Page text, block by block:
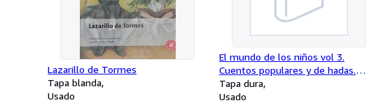
Lazarillo de Tormes
Tapa blanda
Usado
El mundo de los niños vol 3.
Cuentos populares y de hadas.
Primera Edición
Tapa dura
Usado